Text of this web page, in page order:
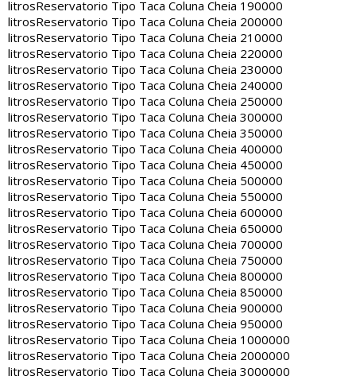
litrosReservatorio Tipo Taca Coluna Cheia 190000
litrosReservatorio Tipo Taca Coluna Cheia 200000
litrosReservatorio Tipo Taca Coluna Cheia 210000
litrosReservatorio Tipo Taca Coluna Cheia 220000
litrosReservatorio Tipo Taca Coluna Cheia 230000
litrosReservatorio Tipo Taca Coluna Cheia 240000
litrosReservatorio Tipo Taca Coluna Cheia 250000
litrosReservatorio Tipo Taca Coluna Cheia 300000
litrosReservatorio Tipo Taca Coluna Cheia 350000
litrosReservatorio Tipo Taca Coluna Cheia 400000
litrosReservatorio Tipo Taca Coluna Cheia 450000
litrosReservatorio Tipo Taca Coluna Cheia 500000
litrosReservatorio Tipo Taca Coluna Cheia 550000
litrosReservatorio Tipo Taca Coluna Cheia 600000
litrosReservatorio Tipo Taca Coluna Cheia 650000
litrosReservatorio Tipo Taca Coluna Cheia 700000
litrosReservatorio Tipo Taca Coluna Cheia 750000
litrosReservatorio Tipo Taca Coluna Cheia 800000
litrosReservatorio Tipo Taca Coluna Cheia 850000
litrosReservatorio Tipo Taca Coluna Cheia 900000
litrosReservatorio Tipo Taca Coluna Cheia 950000
litrosReservatorio Tipo Taca Coluna Cheia 1000000
litrosReservatorio Tipo Taca Coluna Cheia 2000000
litrosReservatorio Tipo Taca Coluna Cheia 3000000